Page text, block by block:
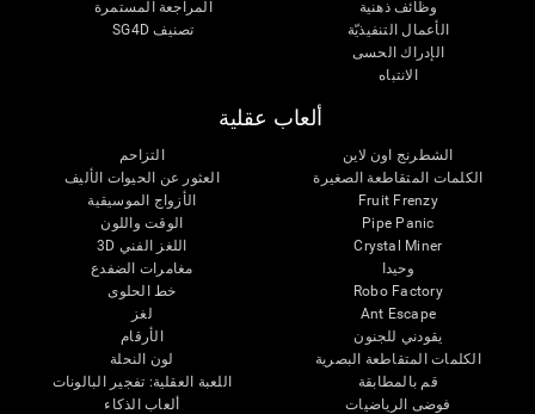
وظائف ذهنية
الأعمال التنفيذيّة
الإدراك الحسى
الانتباه
المراجعة المستمرة
تصنيف SG4D
ألعاب عقلية
الشطرنج اون لاين
الكلمات المتقاطعة الصغيرة
Fruit Frenzy
Pipe Panic
Crystal Miner
وحيدا
Robo Factory
Ant Escape
يقودني للجنون
الكلمات المتقاطعة البصرية
قم بالمطابقة
فوضى الرياضيات
التزاحم
العثور عن الحيوات الأليف
الأزواج الموسيقية
الوقت واللون
اللغز الفني 3D
مغامرات الضفدع
خط الحلوى
لغز
الأرقام
لون النحلة
اللعبة العقلية: تفجير البالونات
ألعاب الذكاء